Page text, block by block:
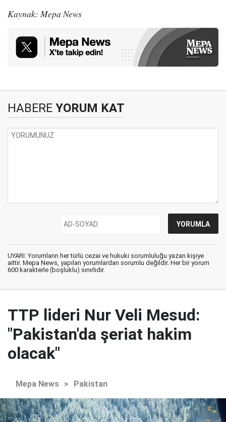
Kaynak: Mepa News
HABERE YORUM KAT
UYARI: Yorumların her türlü cezai ve hukuki sorumluluğu yazan kişiye
aittir. Mepa News, yapılan yorumlardan sorumlu değildir. Her bir yorum
600 karakterle (boşluklu) sınırlıdır.
TTP lideri Nur Veli Mesud:
"Pakistan'da şeriat hakim
olacak"
Mepa News > Pakistan